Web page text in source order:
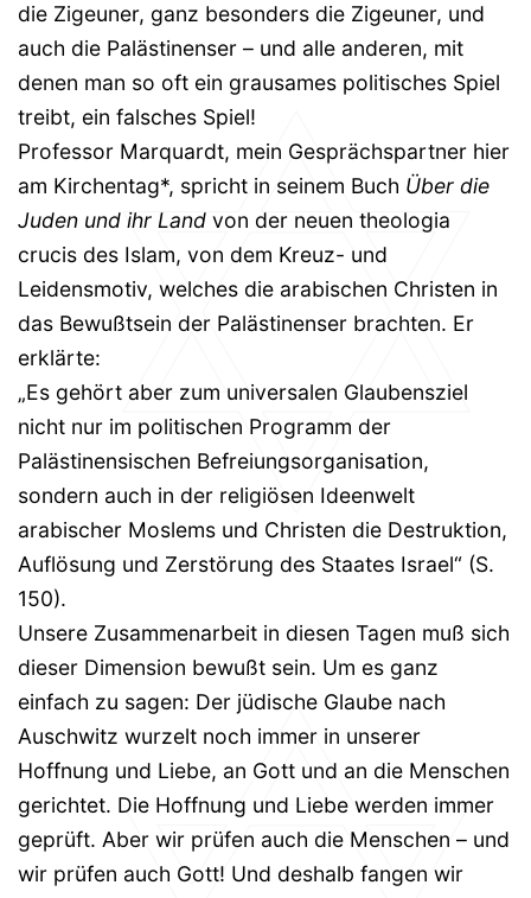
die Zigeuner, ganz besonders die Zigeuner, und
auch die Palästinenser – und alle anderen, mit
denen man so oft ein grausames politisches Spiel
treibt, ein falsches Spiel!
Professor Marquardt, mein Gesprächspartner hier
am Kirchentag*, spricht in seinem Buch Über die
Juden und ihr Land von der neuen theologia
crucis des Islam, von dem Kreuz- und
Leidensmotiv, welches die arabischen Christen in
das Bewußtsein der Palästinenser brachten. Er
erklärte:
„Es gehört aber zum universalen Glaubensziel
nicht nur im politischen Programm der
Palästinensischen Befreiungsorganisation,
sondern auch in der religiösen Ideenwelt
arabischer Moslems und Christen die Destruktion,
Auflösung und Zerstörung des Staates Israel“ (S.
150).
Unsere Zusammenarbeit in diesen Tagen muß sich
dieser Dimension bewußt sein. Um es ganz
einfach zu sagen: Der jüdische Glaube nach
Auschwitz wurzelt noch immer in unserer
Hoffnung und Liebe, an Gott und an die Menschen
gerichtet. Die Hoffnung und Liebe werden immer
geprüft. Aber wir prüfen auch die Menschen – und
wir prüfen auch Gott! Und deshalb fangen wir